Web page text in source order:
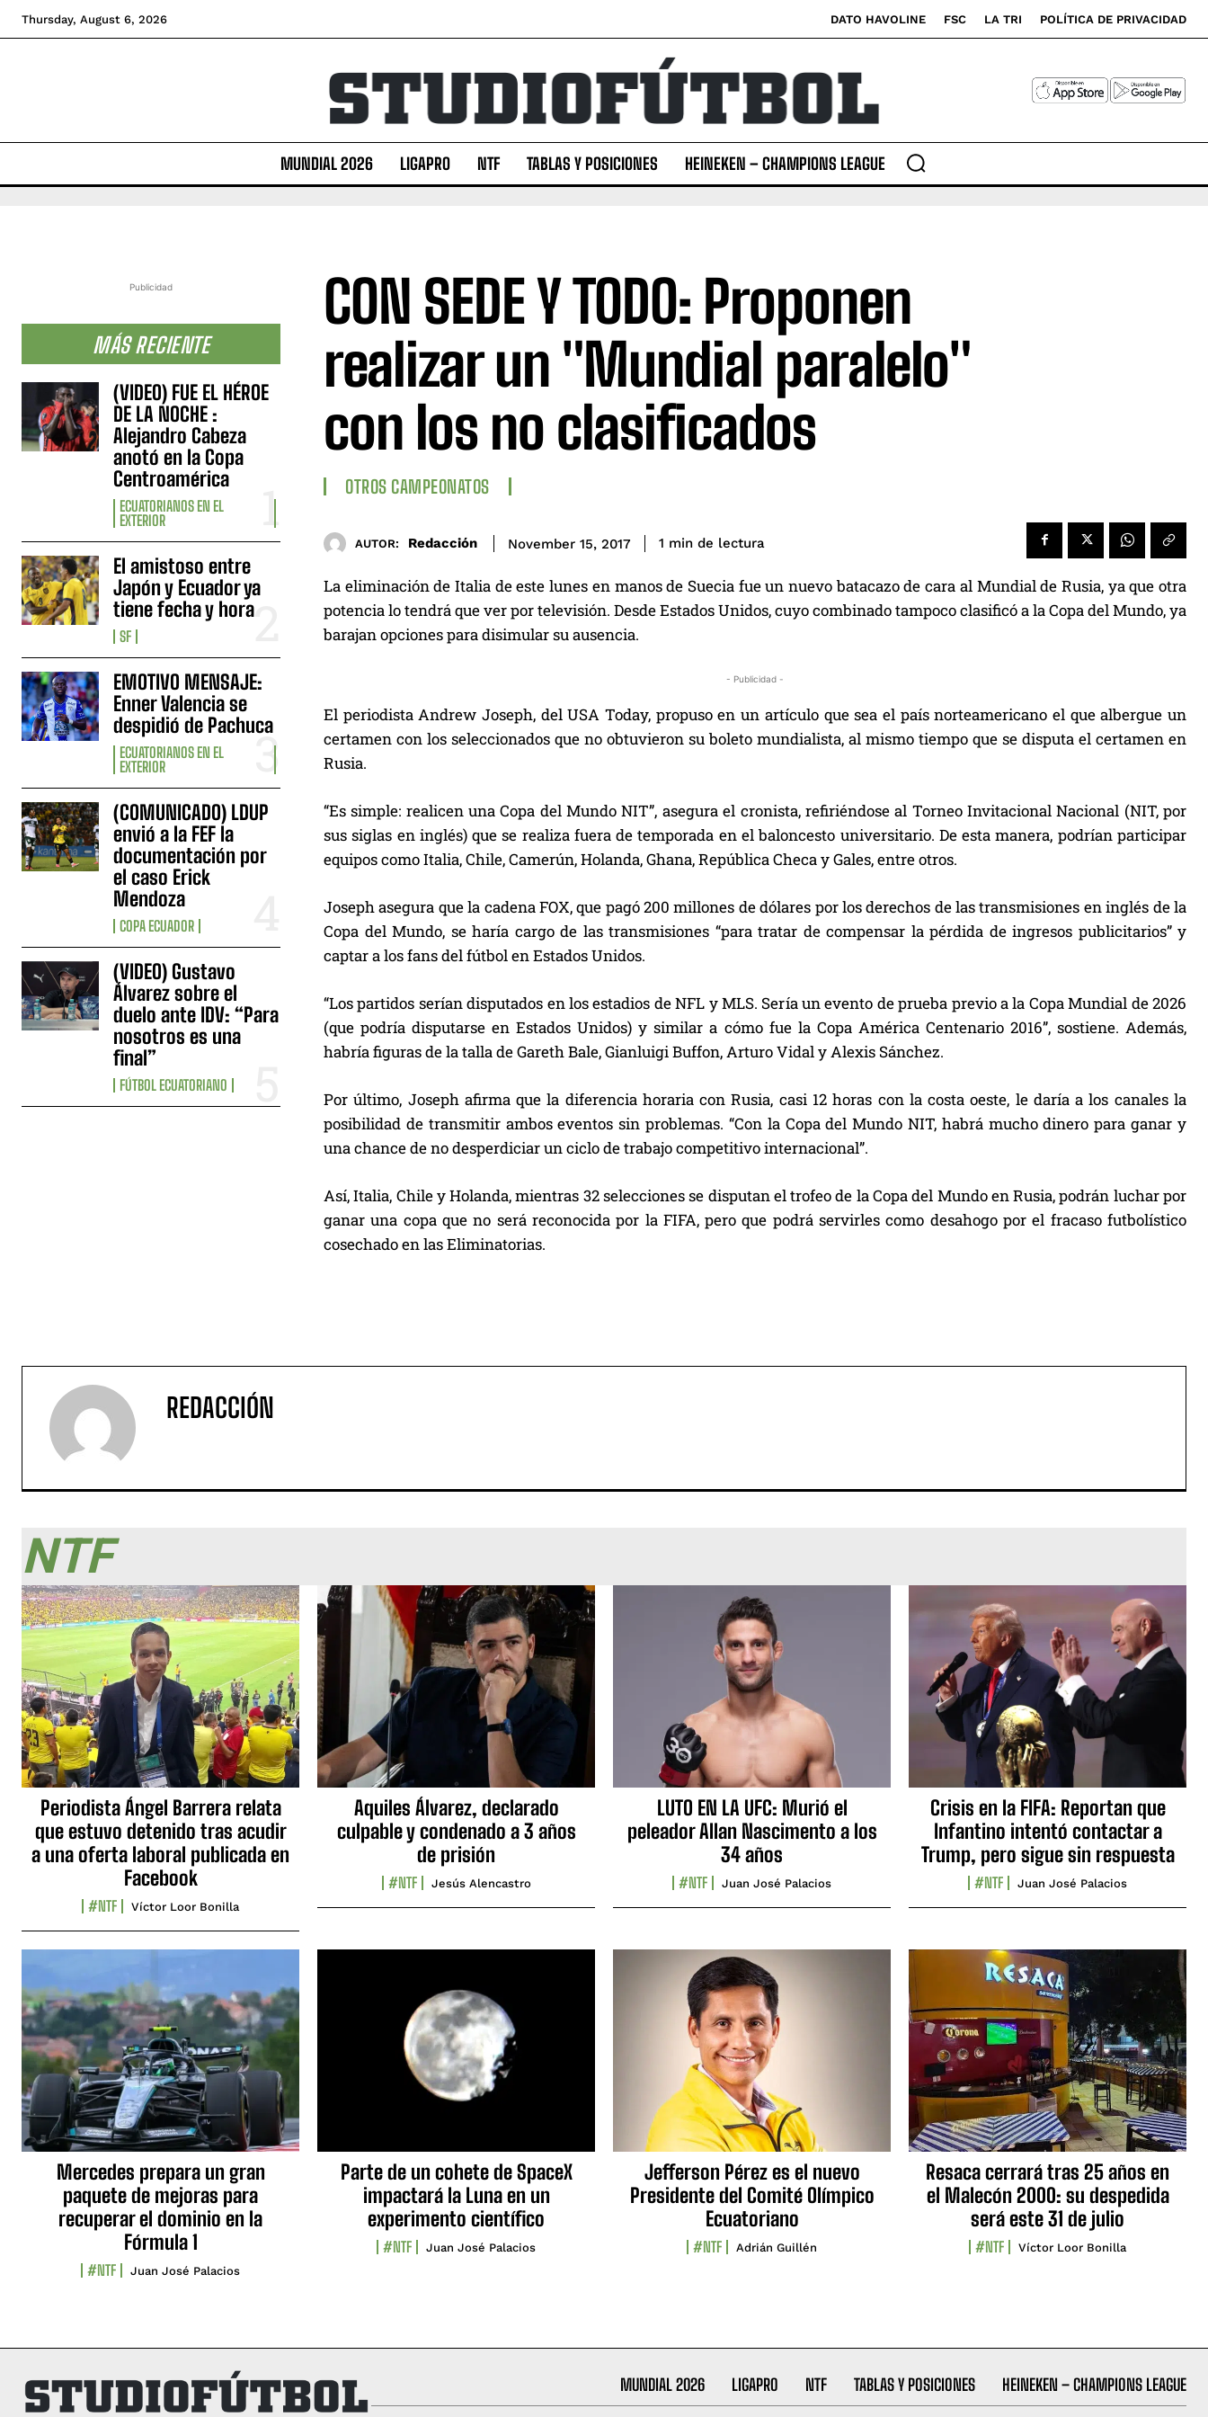
Thursday, August 6, 2026 DATO HAVOLINE FSC LA TRI POLÍTICA DE PRIVACIDAD
MUNDIAL 2026 LIGAPRO NTF TABLAS Y POSICIONES HEINEKEN – CHAMPIONS LEAGUE
Publicidad
MÁS RECIENTE
(VIDEO) FUE EL HÉROE
DE LA NOCHE :
Alejandro Cabeza
anotó en la Copa
Centroamérica
ECUATORIANOS EN EL
EXTERIOR
El amistoso entre
Japón y Ecuador ya
tiene fecha y hora
SF
EMOTIVO MENSAJE:
Enner Valencia se
despidió de Pachuca
ECUATORIANOS EN EL
EXTERIOR
(COMUNICADO) LDUP
envió a la FEF la
documentación por
el caso Erick
Mendoza
COPA ECUADOR
(VIDEO) Gustavo
Álvarez sobre el
duelo ante IDV: “Para
nosotros es una
final”
FÚTBOL ECUATORIANO
CON SEDE Y TODO: Proponen
realizar un "Mundial paralelo"
con los no clasificados
OTROS CAMPEONATOS
AUTOR: Redacción November 15, 2017 1 min de lectura
La eliminación de Italia de este lunes en manos de Suecia fue un nuevo batacazo de cara al Mundial de Rusia, ya que otra
potencia lo tendrá que ver por televisión. Desde Estados Unidos, cuyo combinado tampoco clasificó a la Copa del Mundo, ya
barajan opciones para disimular su ausencia.
- Publicidad -
El periodista Andrew Joseph, del USA Today, propuso en un artículo que sea el país norteamericano el que albergue un
certamen con los seleccionados que no obtuvieron su boleto mundialista, al mismo tiempo que se disputa el certamen en
Rusia.
“Es simple: realicen una Copa del Mundo NIT”, asegura el cronista, refiriéndose al Torneo Invitacional Nacional (NIT, por
sus siglas en inglés) que se realiza fuera de temporada en el baloncesto universitario. De esta manera, podrían participar
equipos como Italia, Chile, Camerún, Holanda, Ghana, República Checa y Gales, entre otros.
Joseph asegura que la cadena FOX, que pagó 200 millones de dólares por los derechos de las transmisiones en inglés de la
Copa del Mundo, se haría cargo de las transmisiones “para tratar de compensar la pérdida de ingresos publicitarios” y
captar a los fans del fútbol en Estados Unidos.
“Los partidos serían disputados en los estadios de NFL y MLS. Sería un evento de prueba previo a la Copa Mundial de 2026
(que podría disputarse en Estados Unidos) y similar a cómo fue la Copa América Centenario 2016”, sostiene. Además,
habría figuras de la talla de Gareth Bale, Gianluigi Buffon, Arturo Vidal y Alexis Sánchez.
Por último, Joseph afirma que la diferencia horaria con Rusia, casi 12 horas con la costa oeste, le daría a los canales la
posibilidad de transmitir ambos eventos sin problemas. “Con la Copa del Mundo NIT, habrá mucho dinero para ganar y
una chance de no desperdiciar un ciclo de trabajo competitivo internacional”.
Así, Italia, Chile y Holanda, mientras 32 selecciones se disputan el trofeo de la Copa del Mundo en Rusia, podrán luchar por
ganar una copa que no será reconocida por la FIFA, pero que podrá servirles como desahogo por el fracaso futbolístico
cosechado en las Eliminatorias.
REDACCIÓN
NTF
Periodista Ángel Barrera relata
que estuvo detenido tras acudir
a una oferta laboral publicada en
Facebook
#NTF Víctor Loor Bonilla
Aquiles Álvarez, declarado
culpable y condenado a 3 años
de prisión
#NTF Jesús Alencastro
LUTO EN LA UFC: Murió el
peleador Allan Nascimento a los
34 años
#NTF Juan José Palacios
Crisis en la FIFA: Reportan que
Infantino intentó contactar a
Trump, pero sigue sin respuesta
#NTF Juan José Palacios
Mercedes prepara un gran
paquete de mejoras para
recuperar el dominio en la
Fórmula 1
#NTF Juan José Palacios
Parte de un cohete de SpaceX
impactará la Luna en un
experimento científico
#NTF Juan José Palacios
Jefferson Pérez es el nuevo
Presidente del Comité Olímpico
Ecuatoriano
#NTF Adrián Guillén
Resaca cerrará tras 25 años en
el Malecón 2000: su despedida
será este 31 de julio
#NTF Víctor Loor Bonilla
MUNDIAL 2026 LIGAPRO NTF TABLAS Y POSICIONES HEINEKEN – CHAMPIONS LEAGUE